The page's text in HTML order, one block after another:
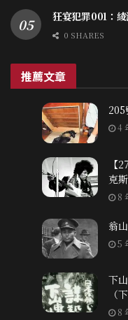
狂宴犯罪001：
0 SHARES
推薦文章
4
【
克
8
翁
5
下
（
8